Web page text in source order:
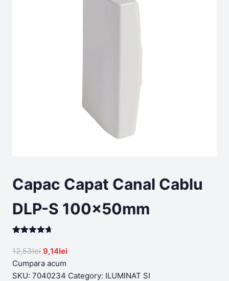
Capac Capat Canal Cablu
DLP-S 100x50mm
out of 5
based on
customer
ratings
12,53lei Original
price
was:
9,14leiCurrent
is:
Cumpara acum
SKU: 7040234 Category: ILUMINAT SI